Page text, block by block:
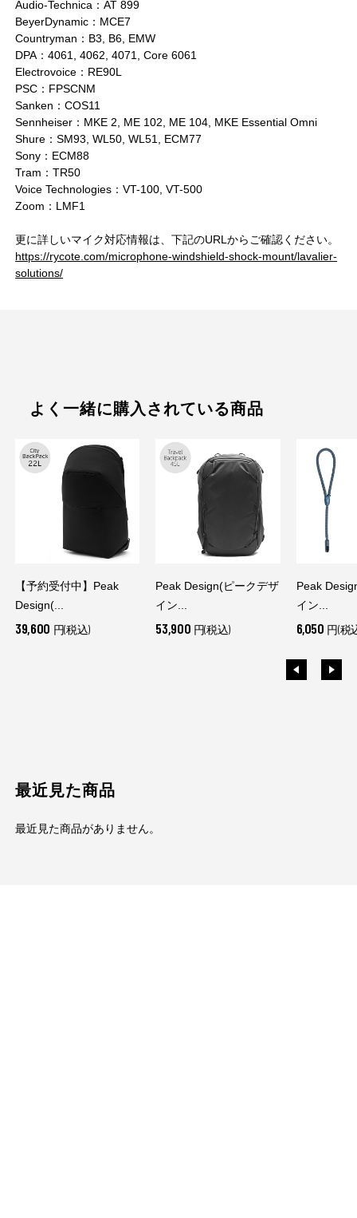
Audio-Technica：AT 899
BeyerDynamic：MCE7
Countryman：B3, B6, EMW
DPA：4061, 4062, 4071, Core 6061
Electrovoice：RE90L
PSC：FPSCNM
Sanken：COS11
Sennheiser：MKE 2, ME 102, ME 104, MKE Essential Omni
Shure：SM93, WL50, WL51, ECM77
Sony：ECM88
Tram：TR50
Voice Technologies：VT-100, VT-500
Zoom：LMF1
更に詳しいマイク対応情報は、下記のURLからご確認ください。
https://rycote.com/microphone-windshield-shock-mount/lavalier-
solutions/
よく一緒に購入されている商品
【予約受付中】Peak
Design(...
39,600 円(税込)
Peak Design(ピークデザ
イン...
53,900 円(税込)
Peak
イン...
6,050 円(税
最近見た商品
最近見た商品がありません。